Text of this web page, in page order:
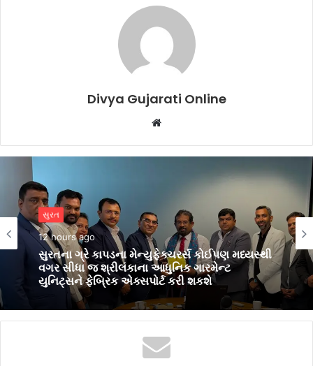
Divya Gujarati Online
Website
સુરત
12 hours ago
સુરતના ગ્રે કાપડના મેન્યુફેક્ચરર્સ કોઈપણ મધ્યસ્થી
વગર સીધા જ શ્રીલંકાના આધુનિક ગારમેન્ટ
બિઝનેસ
1 day ago
પીઅર્સને વિદેશમાં અભ્યાસ કરવા ઈચ્છતા
વિદ્યાર્થીઓ માટે સુરતમાં પીટીઈ પાર્ટનર મીટનું
આયોજન કર્યું